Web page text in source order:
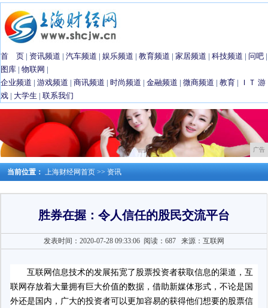
首 页 | 资讯频道 | 汽车频道 | 娱乐频道 | 教育频道 | 家居频道 | 科技频道 | 问吧 |
图库 | 物联网 |
企业频道 | 游戏频道 | 商讯频道 | 时尚频道 | 金融频道 | 微商频道 | 教育 | ＩＴ 游
戏 | 大学生 | 联系我们
广告
当前位置： 上海财经网首页 >> 资讯
胜券在握：令人信任的股民交流平台
发表时间：2020-07-28 09:33:06 阅读：687来源：互联网
互联网信息技术的发展拓宽了股票投资者获取信息的渠道，互
联网存放着大量拥有巨大价值的数据，借助新媒体形式，不论是国
外还是国内，广大的投资者可以更加容易的获得他们想要的股票信